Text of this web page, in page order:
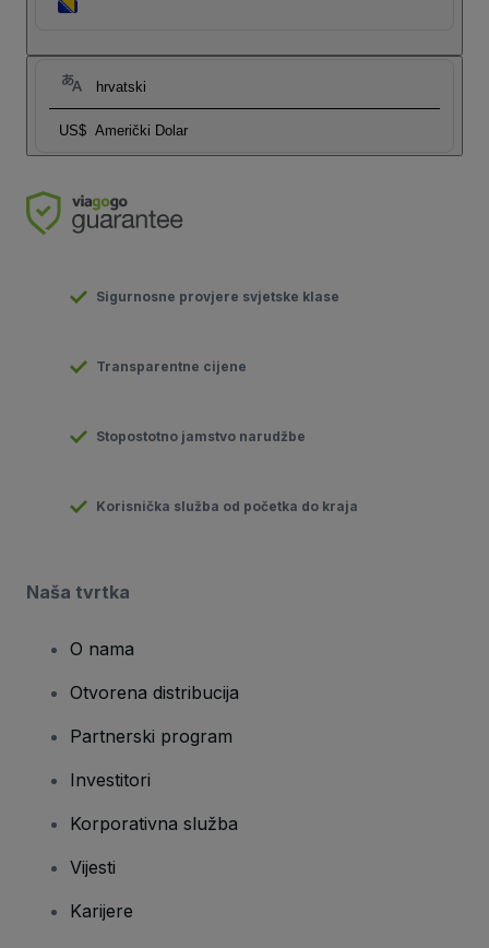
hrvatski
US$ Američki Dolar
Sigurnosne provjere svjetske klase
Transparentne cijene
Stopostotno jamstvo narudžbe
Korisnička služba od početka do kraja
Naša tvrtka
O nama
Otvorena distribucija
Partnerski program
Investitori
Korporativna služba
Vijesti
Karijere